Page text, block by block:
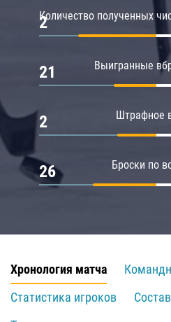
Количество полученных
2
Выигранные
21
Штрафное
2
Броски по
26
Хронология матча
Статистика игроков